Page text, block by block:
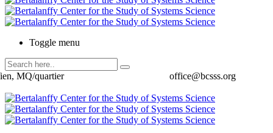
Toggle menu
office@bcsss.org
MQ/quartier